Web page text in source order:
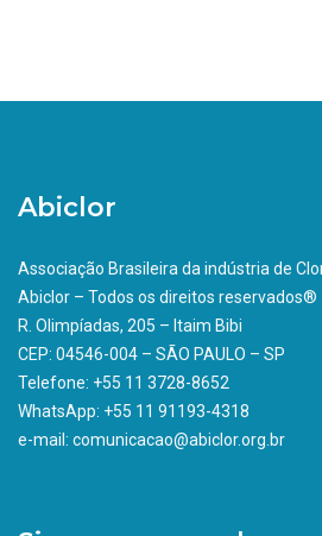
Abiclor
Associação Brasileira da indústria de
Abiclor – Todos os direitos reservados®
R. Olimpíadas, 205 – Itaim Bibi
CEP: 04546-004 – SÃO PAULO – SP
Telefone: +55 11 3728-8652
WhatsApp: +55 11 91193-4318
e-mail: comunicacao@abiclor.org.br